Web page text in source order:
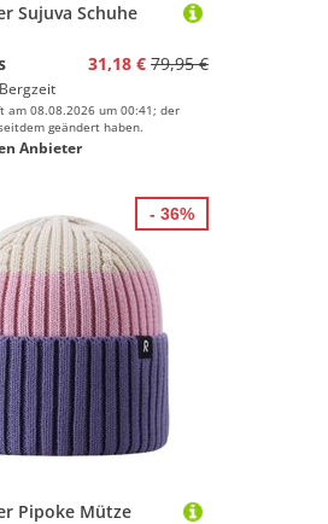
Sujuva Schuhe
31,18 € 79,95 €
Bergzeit
am 08.08.2026 um 00:41; der
geändert haben.
Anbieter
Pipoke Mütze
- 36%